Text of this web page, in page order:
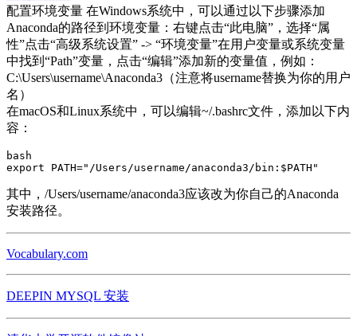
配置环境变量 在Windows系统中，可以通过以下步骤添加
Anaconda的路径到环境变量：右键点击“此电脑”，选择“属
性”点击“高级系统设置” -> “环境变量”在用户变量或系统变量
中找到“Path”变量，点击“编辑”添加新的变量值，例如：
C:\Users\username\Anaconda3（注意将username替换为你的用户
名）
在macOS和Linux系统中，可以编辑~/.bashrc文件，添加以下内
容：
bash
export PATH="/Users/username/anaconda3/bin:$PATH"
其中，/Users/username/anaconda3应该改为你自己的Anaconda
安装路径。
Vocabulary.com
DEEPIN MYSQL 安装